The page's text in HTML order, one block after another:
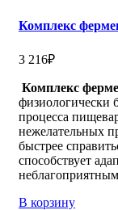
Комплекс
3 216₽
Комплекс
физиологически
процесса
нежелательных
быстрее
способствует
В корзину